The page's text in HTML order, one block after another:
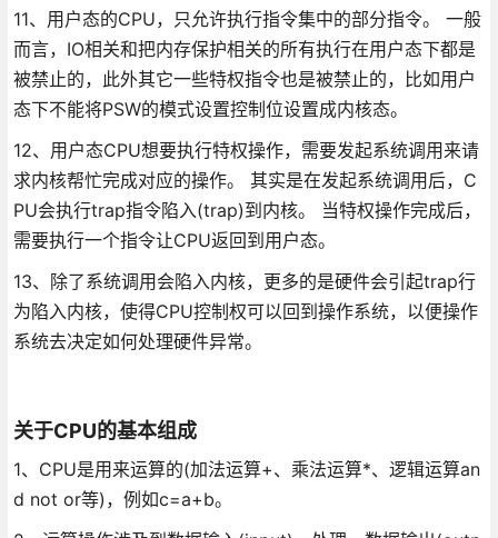
11、用户态的CPU，只允许执行指令集中的部分指令。 一般
而言，IO相关和把内存保护相关的所有执行在用户态下都是
被禁止的，此外其它一些特权指令也是被禁止的，比如用户
态下不能将PSW的模式设置控制位设置成内核态。
12、用户态CPU想要执行特权操作，需要发起系统调用来请
求内核帮忙完成对应的操作。 其实是在发起系统调用后，C
PU会执行trap指令陷入(trap)到内核。 当特权操作完成后，
需要执行一个指令让CPU返回到用户态。
13、除了系统调用会陷入内核，更多的是硬件会引起trap行
为陷入内核，使得CPU控制权可以回到操作系统，以便操作
系统去决定如何处理硬件异常。
关于CPU的基本组成
1、CPU是用来运算的(加法运算+、乘法运算*、逻辑运算an
d not or等)，例如c=a+b。